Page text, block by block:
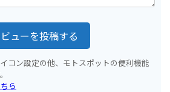
ューを投稿する
コン設定の他、モトスポットの便利機能
ら